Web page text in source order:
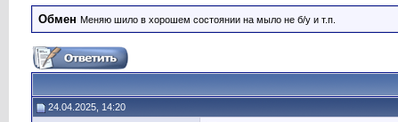
Обмен Меняю шило в хорошем состоянии на мыло не б/у и т.п.
24.04.2025, 14:20